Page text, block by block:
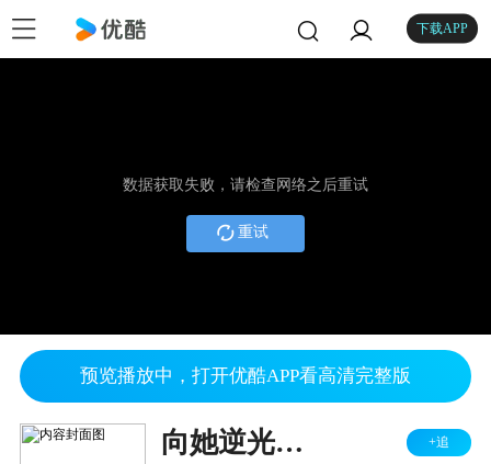
下载APP
数据获取失败，请检查网络之后重试
重试
预览播放中，打开优酷APP看高清完整版
向她逆光而来 +追